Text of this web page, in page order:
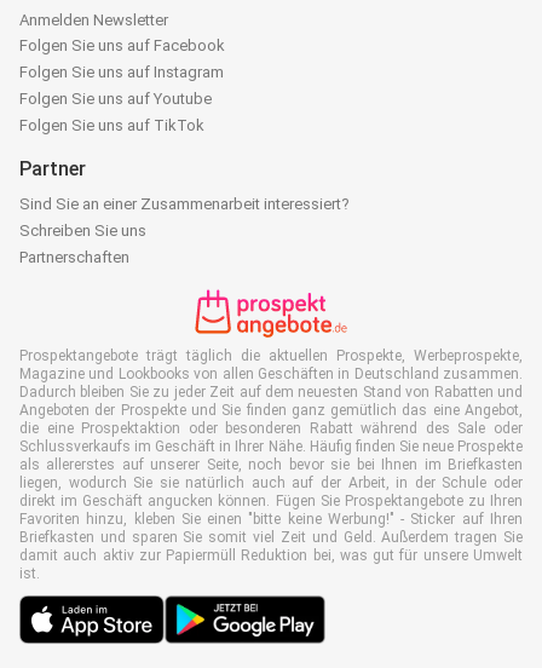
Anmelden Newsletter
Folgen Sie uns auf Facebook
Folgen Sie uns auf Instagram
Folgen Sie uns auf Youtube
Folgen Sie uns auf TikTok
Partner
Sind Sie an einer Zusammenarbeit interessiert?
Schreiben Sie uns
Partnerschaften
Prospektangebote trägt täglich die aktuellen Prospekte, Werbeprospekte,
Magazine und Lookbooks von allen Geschäften in Deutschland zusammen.
Dadurch bleiben Sie zu jeder Zeit auf dem neuesten Stand von Rabatten und
Angeboten der Prospekte und Sie finden ganz gemütlich das eine Angebot,
die eine Prospektaktion oder besonderen Rabatt während des Sale oder
Schlussverkaufs im Geschäft in Ihrer Nähe. Häufig finden Sie neue Prospekte
als allererstes auf unserer Seite, noch bevor sie bei Ihnen im Briefkasten
liegen, wodurch Sie sie natürlich auch auf der Arbeit, in der Schule oder
direkt im Geschäft angucken können. Fügen Sie Prospektangebote zu Ihren
Favoriten hinzu, kleben Sie einen "bitte keine Werbung!" - Sticker auf Ihren
Briefkasten und sparen Sie somit viel Zeit und Geld. Außerdem tragen Sie
damit auch aktiv zur Papiermüll Reduktion bei, was gut für unsere Umwelt
ist.